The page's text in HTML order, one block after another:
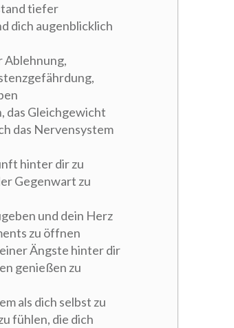
tiefer
dich augenblicklich
Ablehnung,
das Gleichgewicht
das Nervensystem
hinter dir zu
Gegenwart zu
und dein Herz
zu öffnen
Ängste hinter dir
genießen zu
als dich selbst zu
fühlen, die dich